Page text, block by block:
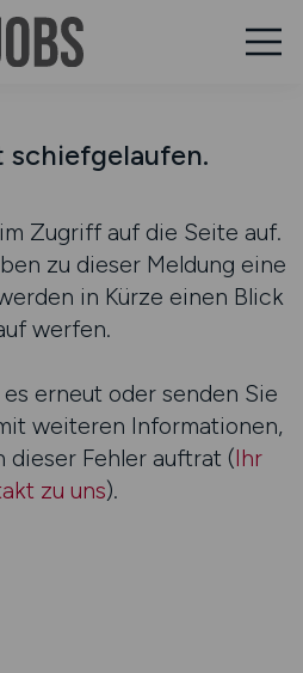
schiefgelaufen.
Zugriff auf die Seite auf.
zu dieser Meldung eine
in Kürze einen Blick
werfen.
erneut oder senden Sie
weiteren Informationen,
Fehler auftrat (Ihr
zu uns).